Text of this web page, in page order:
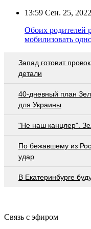
13:59 Сен. 25, 2022
Обоих родителей
мобилизовать
Запад готовит
детали
40-дневный план
для Украины
"Не наш канцлер".
По бежавшему из
удар
В Екатеринбурге
Связь с эфиром